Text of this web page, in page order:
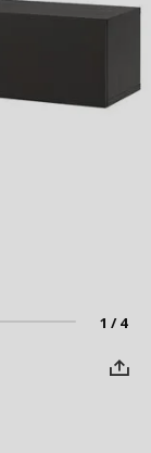
1 / 4